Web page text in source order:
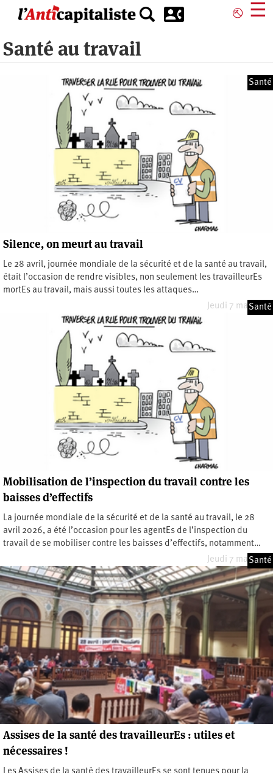
principal
⎋ ☰
Santé au travail
Santé
Silence, on meurt au travail
Le 28 avril, journée mondiale de la sécurité et de la santé au travail,
était l’occasion de rendre visibles, non seulement les travailleurEs
mortEs au travail, mais aussi toutes les attaques…
Jeudi 7 mai 2026
Santé
Mobilisation de l’inspection du travail contre les
baisses d’effectifs
La journée mondiale de la sécurité et de la santé au travail, le 28
avril 2026, a été l’occasion pour les agentEs de l’inspection du
travail de se mobiliser contre les baisses d’effectifs, notamment…
Jeudi 7 mai 2026
Santé
Assises de la santé des travailleurEs : utiles et
nécessaires !